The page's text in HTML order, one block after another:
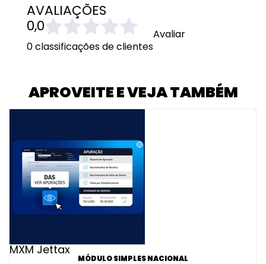
AVALIAÇÕES
0,0
0 classificações de clientes
Avaliar
APROVEITE E VEJA TAMBÉM
MXM Jettax
MÓDULO SIMPLES NACIONAL